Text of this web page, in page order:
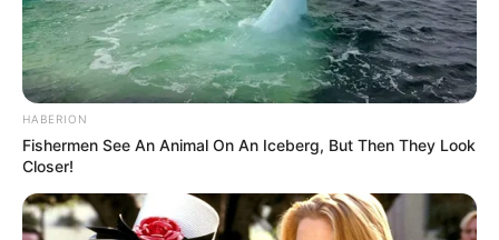
ByeAlex hozzátette, hogy a kifizetett honoráriumot
nem tartja meg:
“a hamarosan beérkező összegből az ő gázsiját a
Heim Pál Gyermekkórház Fejlesztéséért
Alapítványnak ajánlja fel, mert nem fogad el olyan
HABERION
Fishermen See An Animal On An Iceberg, But Then They Look
Closer!